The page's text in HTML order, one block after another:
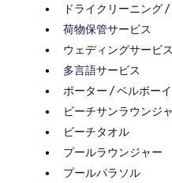
ドライクリーニング
荷物保管サービス
ウェディングサービス
多言語サービス
ポーター / ベルボー
ビーチサンラウンジ
ビーチタオル
プールラウンジャー
プールパラソル